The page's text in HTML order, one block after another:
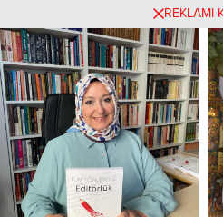
REKLAMI